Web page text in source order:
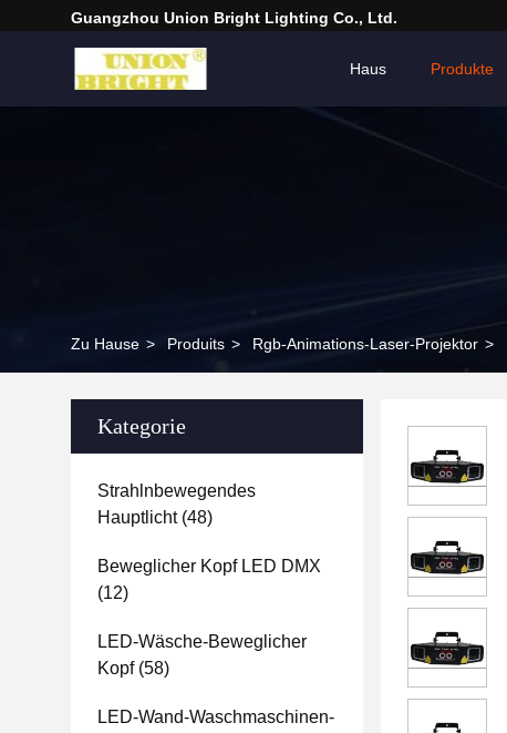
Guangzhou Union Bright Lighting Co., Ltd.
Haus Produkte
Zu Hause > Produits > Rgb-Animations-Laser-Projektor >
Kategorie
Strahlnbewegendes
Hauptlicht(48)
Beweglicher Kopf LED DMX
(12)
LED-Wäsche-Beweglicher
Kopf(58)
LED-Wand-Waschmaschinen-